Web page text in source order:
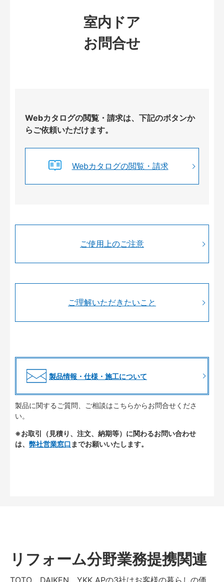
室内ドア
お問合せ
Webカタログの閲覧・請求は、下記のボタンか
らご依頼いただけます。
Webカタログの閲覧・請求
ご使用上のご注意
ご理解いただきたいこと
製品情報・仕様・施工について
製品に関するご質問、ご相談はこちらからお問合せくださ
い。
※お取引（見積り、注文、納期等）に関わるお問い合わせ
は、 弊社営業窓口までお願いいたします。
リフォーム分野業務提携関連